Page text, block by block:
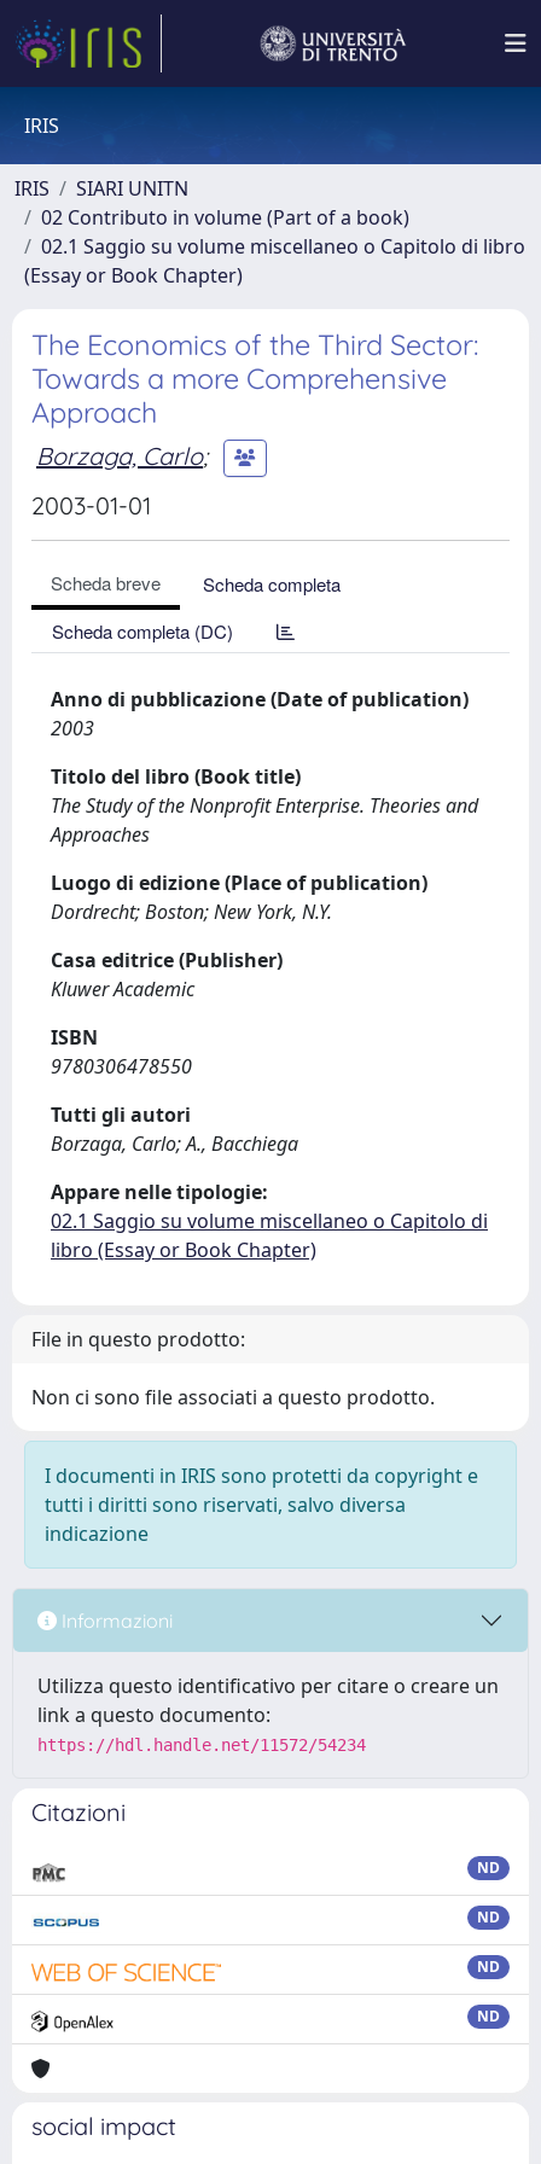
IRIS
IRIS
SIARI UNITN
02 Contributo in volume (Part of a book)
02.1 Saggio su volume miscellaneo o Capitolo di libro
(Essay or Book Chapter)
The Economics of the Third Sector:
Towards a more Comprehensive
Approach
Borzaga, Carlo;
2003-01-01
Scheda breve
Scheda completa
Scheda completa (DC)
Anno di pubblicazione (Date of publication)
2003
Titolo del libro (Book title)
The Study of the Nonprofit Enterprise. Theories and
Approaches
Luogo di edizione (Place of publication)
Dordrecht; Boston; New York, N.Y.
Casa editrice (Publisher)
Kluwer Academic
ISBN
9780306478550
Tutti gli autori
Borzaga, Carlo; A., Bacchiega
Appare nelle tipologie:
02.1 Saggio su volume miscellaneo o Capitolo di
libro (Essay or Book Chapter)
File in questo prodotto:
Non ci sono file associati a questo prodotto.
I documenti in IRIS sono protetti da copyright e
tutti i diritti sono riservati, salvo diversa
indicazione
Informazioni
Utilizza questo identificativo per citare o creare un
link a questo documento:
https://hdl.handle.net/11572/54234
Citazioni
ND
ND
ND
ND
social impact